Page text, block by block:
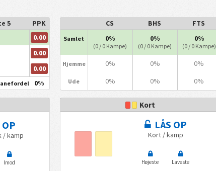
5 PPK
0.00
0.00
0.00
0%
CS BHS FTS
Samlet 0%
(0 / 0 Kampe)
0%
(0 / 0 Kampe)
0%
(0 / 0 Kampe)
Hjemme 0% 0% 0%
Ude 0% 0% 0%
OP
/ kamp
Imod
Kort
LÅS OP
Kort / kamp
Højeste
Laveste